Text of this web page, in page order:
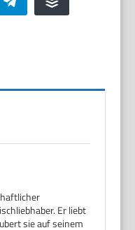
Er liebt
sie auf seinem